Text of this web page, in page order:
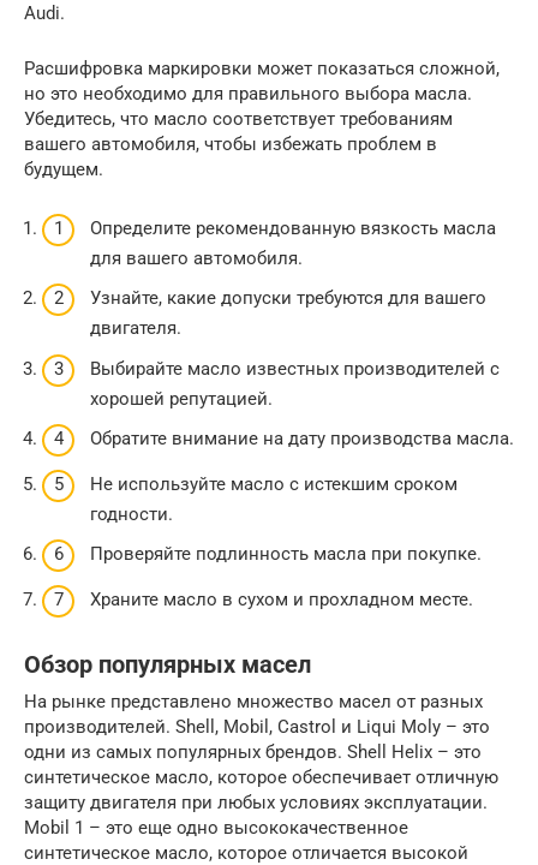
Audi.
Расшифровка маркировки может показаться сложной,
но это необходимо для правильного выбора масла.
Убедитесь, что масло соответствует требованиям
вашего автомобиля, чтобы избежать проблем в
будущем.
Определите рекомендованную вязкость масла
для вашего автомобиля.
Узнайте, какие допуски требуются для вашего
двигателя.
Выбирайте масло известных производителей с
хорошей репутацией.
Обратите внимание на дату производства масла.
Не используйте масло с истекшим сроком
годности.
Проверяйте подлинность масла при покупке.
Храните масло в сухом и прохладном месте.
Обзор популярных масел
На рынке представлено множество масел от разных
производителей. Shell, Mobil, Castrol и Liqui Moly – это
одни из самых популярных брендов. Shell Helix – это
синтетическое масло, которое обеспечивает отличную
защиту двигателя при любых условиях эксплуатации.
Mobil 1 – это еще одно высококачественное
синтетическое масло, которое отличается высокой